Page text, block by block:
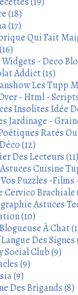
(18)
(17)
Qui Fait
- Deco
Addict (15)
Les Tupp
- Html -
Insolites Idée
Jardinage -
Ratés Ou
(12)
Des Lecteurs (11)
Cuisine
Puzzles -Films
Cervico Brachiale
Astuces
(10)
À Chat
Des Signes
Social Club (9)
(9)
(9)
Des Brigands (8)